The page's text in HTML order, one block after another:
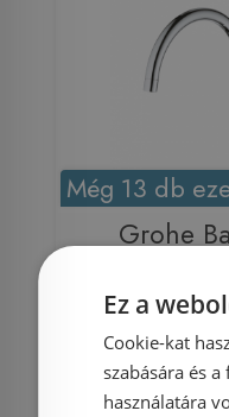
Még 13 db
Grohe
Ez a
Cookie-kat
szabására és
használatára